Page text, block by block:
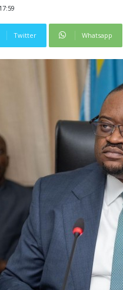
Twitter Whatsapp